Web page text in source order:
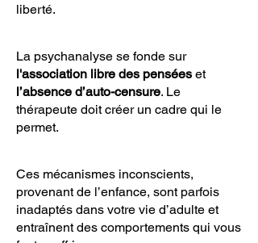
liberté.
La psychanalyse se fonde sur
l'association libre des pensées et
l’absence d’auto-censure. Le
thérapeute doit créer un cadre qui le
permet.
Ces mécanismes inconscients,
provenant de l’enfance, sont parfois
inadaptés dans votre vie d’adulte et
entraînent des comportements qui vous